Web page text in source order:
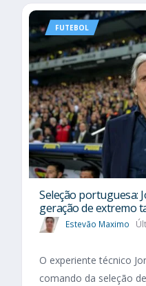
FUTEBOL
Seleção portuguesa:
geração de extremo
Estevão Maximo
O experiente técnico
comando da seleção